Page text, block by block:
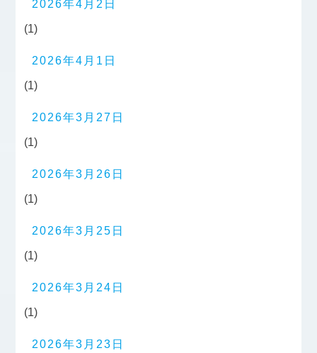
2026年4月2日
(1)
2026年4月1日
(1)
2026年3月27日
(1)
2026年3月26日
(1)
2026年3月25日
(1)
2026年3月24日
(1)
2026年3月23日